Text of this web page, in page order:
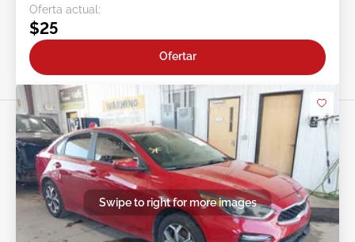
Oferta actual:
$25
Ofertar
Swipe to right for more images